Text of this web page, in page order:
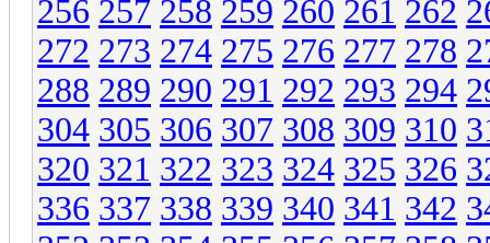
256 257 258 259 260 261 262
272 273 274 275 276 277 278
288 289 290 291 292 293 294
304 305 306 307 308 309 310
320 321 322 323 324 325 326
336 337 338 339 340 341 342